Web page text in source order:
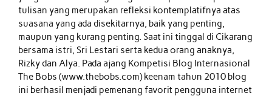
tulisan yang merupakan refleksi kontemplatifnya atas
suasana yang ada disekitarnya, baik yang penting,
maupun yang kurang penting. Saat ini tinggal di Cikarang
bersama istri, Sri Lestari serta kedua orang anaknya,
Rizky dan Alya. Pada ajang Kompetisi Blog Internasional
The Bobs (www.thebobs.com) keenam tahun 2010 blog
ini berhasil menjadi pemenang favorit pengguna internet